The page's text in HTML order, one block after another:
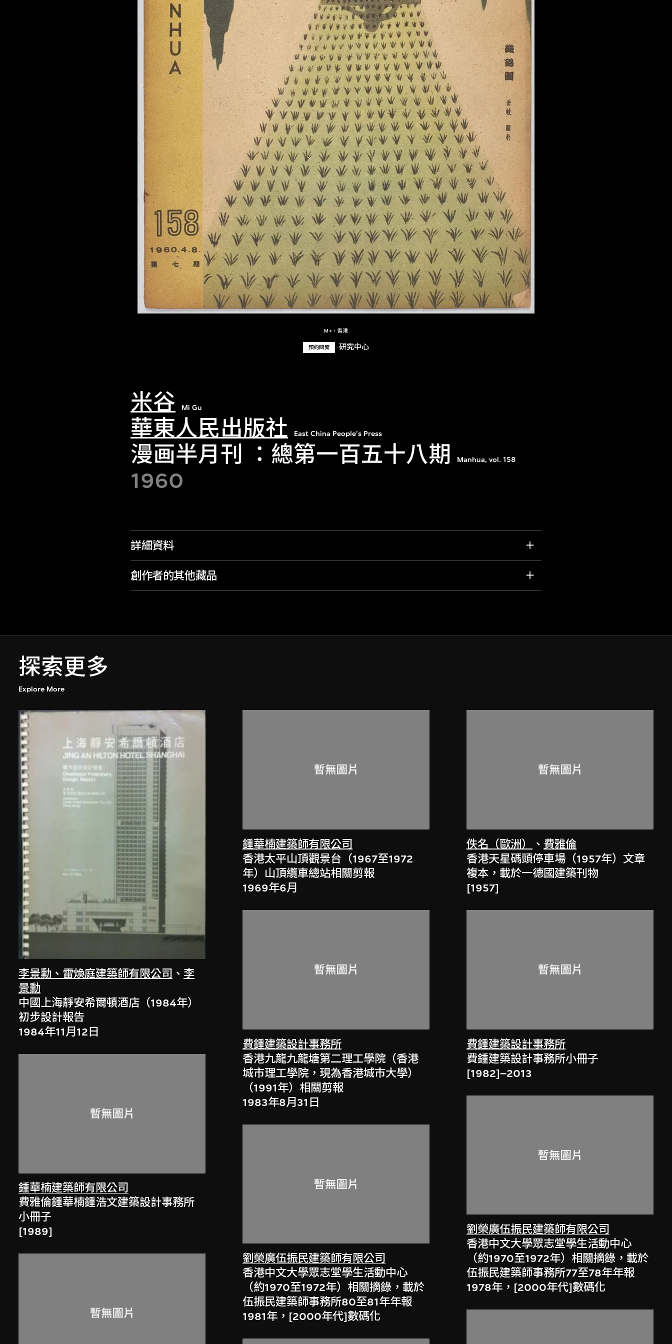
M+，香港
預約閱覽 研究中心
米谷 Mi Gu
華東人民出版社 East China People's Press
漫画半月刊 ：總第一百五十八期 Manhua, vol. 158
1960
詳細資料
創作者的其他藏品
探索更多
Explore More
李景勳、雷煥庭建築師有限公司 、 李
景勳
中國上海靜安希爾頓酒店（1984年）
初步設計報告
1984年11月12日
鍾華楠建築師有限公司
費雅倫鍾華楠鍾浩文建築設計事務所
小冊子
[1989]
鍾華楠建築師有限公司
香港太平山頂觀景台（1967至1972
年）山頂纜車總站相關剪報
1969年6月
費鍾建築設計事務所
香港九龍九龍塘第二理工學院（香港
城市理工學院，現為香港城市大學）
（1991年）相關剪報
1983年8月31日
劉榮廣伍振民建築師有限公司
香港中文大學眾志堂學生活動中心
（約1970至1972年）相關摘錄，載於
伍振民建築師事務所80至81年年報
1981年，[2000年代]數碼化
佚名（歐洲） 、 費雅倫
香港天星碼頭停車場（1957年）文章
複本，載於一德國建築刊物
[1957]
費鍾建築設計事務所
費鍾建築設計事務所小冊子
[1982]–2013
劉榮廣伍振民建築師有限公司
香港中文大學眾志堂學生活動中心
（約1970至1972年）相關摘錄，載於
伍振民建築師事務所77至78年年報
1978年，[2000年代]數碼化